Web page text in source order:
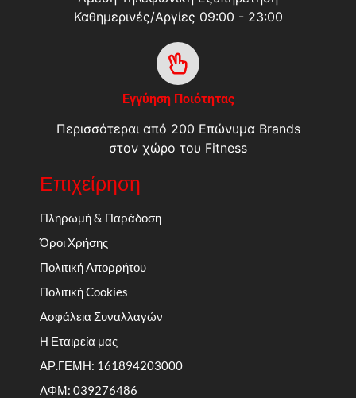
Καθημερινές/Αργίες 09:00 - 23:00
Εγγύηση Ποιότητας
Περισσότεραι από 200 Επώνυμα Brands
στον χώρο του Fitness
Επιχείρηση
Πληρωμή & Παράδοση
Όροι Χρήσης
Πολιτική Απορρήτου
Πολιτική Cookies
Ασφάλεια Συναλλαγών
Η Εταιρεία μας
ΑΡ.ΓΕΜΗ: 161894203000
ΑΦΜ: 039276486